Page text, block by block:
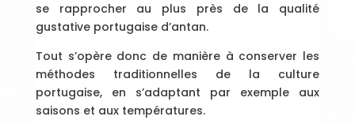
se rapprocher au plus près de la qualité
gustative portugaise d’antan.
Tout s’opère donc de manière à conserver les
méthodes traditionnelles de la culture
portugaise, en s’adaptant par exemple aux
saisons et aux températures.